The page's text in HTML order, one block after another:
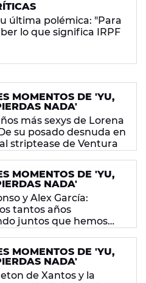
última polémica: "Para
lo que significa IRPF
MOMENTOS DE 'YU,
NADA'
más sexys de Lorena
su posado desnuda en
striptease de Ventura
MOMENTOS DE 'YU,
NADA'
y Alex García:
tantos años
juntos que hemos
MOMENTOS DE 'YU,
NADA'
de Xantos y la